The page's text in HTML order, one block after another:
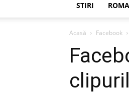
STIRI
Acasă Facebook